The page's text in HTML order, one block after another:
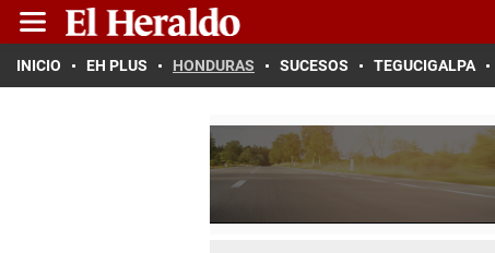
INICIO EH PLUS HONDURAS SUCESOS TEGUCIGALPA